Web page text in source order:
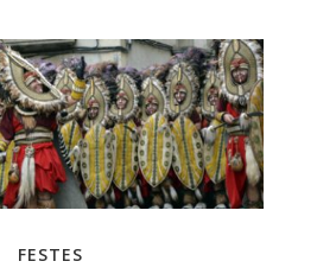
FESTES